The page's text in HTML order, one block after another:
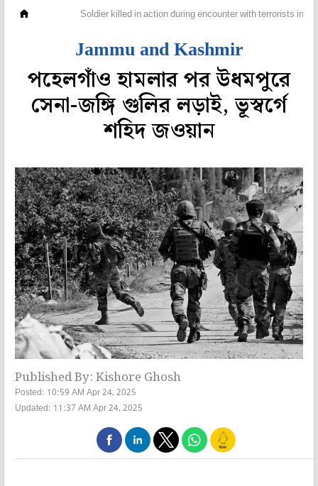
Soldier killed in action during encounter with terrorists in
Jammu and Kashmir
পহেলগাঁও হামলার পর উধমপুরে
সেনা-জঙ্গি গুলির লড়াই, ভূস্বর্গে
শহিদ জওয়ান
Published By: Kishore Ghosh
Posted: 10:59 AM Apr 24, 2025
Updated: 11:37 AM Apr 24, 2025